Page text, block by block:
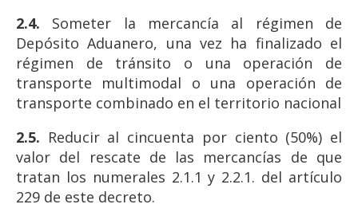
2.4. Someter la mercancía al régimen de
Depósito Aduanero, una vez ha finalizado el
régimen de tránsito o una operación de
transporte multimodal o una operación de
transporte combinado en el territorio nacional
2.5. Reducir al cincuenta por ciento (50%) el
valor del rescate de las mercancías de que
tratan los numerales 2.1.1 y 2.2.1. del artículo
229 de este decreto.